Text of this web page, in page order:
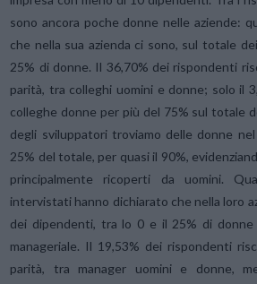
sono ancora poche donne nelle aziende:
che nella sua azienda ci sono, sul totale
25% di donne. Il 36,70% dei rispondenti
parità, tra colleghi uomini e donne; solo il
colleghe donne per più del 75% sul totale
degli sviluppatori troviamo delle donne
25% del totale, per quasi il 90%,
principalmente ricoperti da uomini.
intervistati hanno dichiarato che nella loro
dei dipendenti, tra lo 0 e il 25% di
manageriale. Il 19,53% dei rispondenti
parità, tra manager uomini e donne,